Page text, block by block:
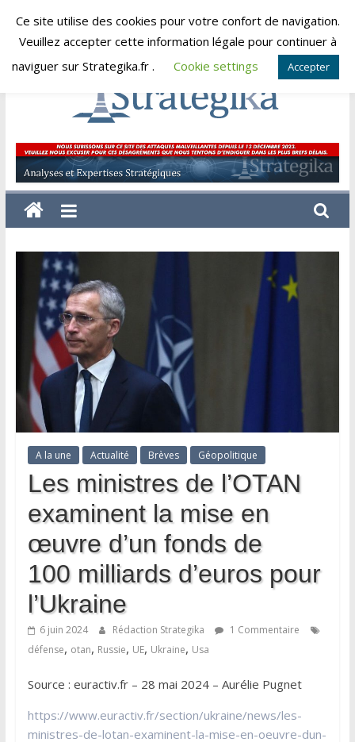
Skip
dimanche, août 9, 2026
Strategika
Expertise
et
Analyses
A la une Actualité Brèves Géopolitique
Les ministres de l’OTAN
examinent la mise en
œuvre d’un fonds de
100 milliards d’euros pour
l’Ukraine
6 juin 2024 Rédaction Strategika
1 Commentaire
défense, otan, Russie, UE, Ukraine, Usa
Source : euractiv.fr – 28 mai 2024 – Aurélie Pugnet
https://www.euractiv.fr/section/ukraine/news/les-
ministres-de-lotan-examinent-la-mise-en-oeuvre-dun-
Ce site utilise des cookies pour votre confort de navigation.
Veuillez accepter cette information légale pour continuer à
naviguer sur Strategika.fr .
Cookie settings Accepter